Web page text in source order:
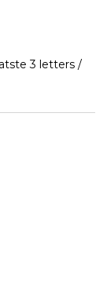
3 letters /